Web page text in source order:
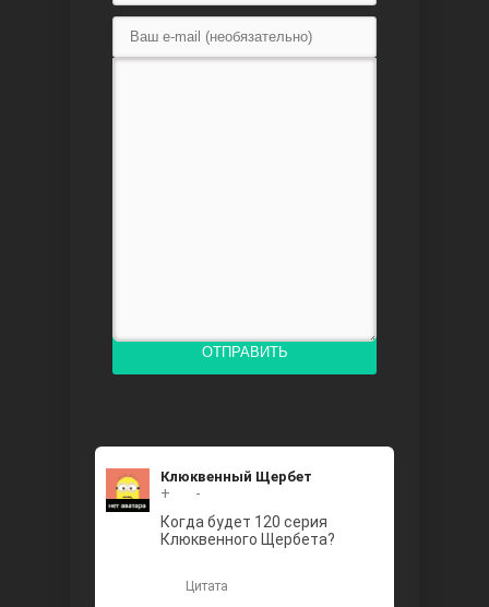
ОТПРАВИТЬ
Клюквенный Щербет
+
-
Когда будет 120 серия
Клюквенного Щербета?
Цитата